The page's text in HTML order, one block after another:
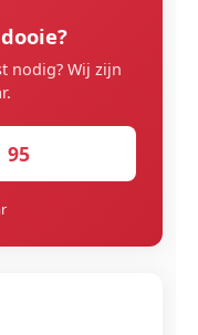
nodig? Wij zijn
95